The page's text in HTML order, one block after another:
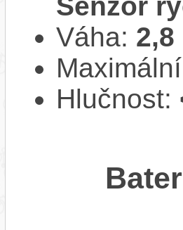
Senzor
Váha: 2,8
Hlučnost: